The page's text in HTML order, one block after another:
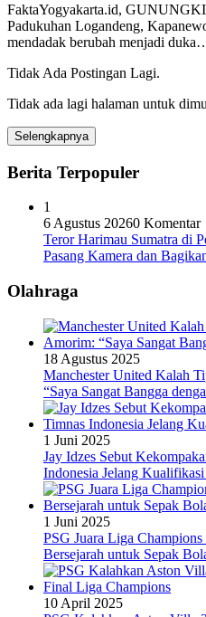
FaktaYogyakarta.id,
Padukuhan Logandeng,
mendadak berubah menjadi
Tidak Ada Postingan Lagi.
Tidak ada lagi halaman untuk
Selengkapnya
Berita Terpopuler
1
6 Agustus 20260 Komentar
Teror Harimau Sumatra di
Pasang Kamera dan
Olahraga
18 Agustus 2025
Manchester United Kalah
“Saya Sangat Bangga
1 Juni 2025
Jay Idzes Sebut
Indonesia Jelang
1 Juni 2025
PSG Juara Liga
Bersejarah untuk Sepak
10 April 2025